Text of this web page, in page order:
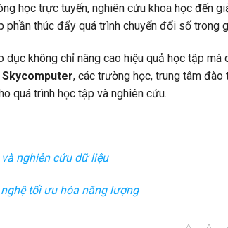
học trực tuyến, nghiên cứu khoa học đến
thúc đẩy quá trình chuyển đổi số trong
dục không chỉ nâng cao hiệu quả học tập mà
Skycomputer, các trường học, trung tâm đào
quá trình học tập và nghiên cứu.
nghiên cứu dữ liệu
tối ưu hóa năng lượng